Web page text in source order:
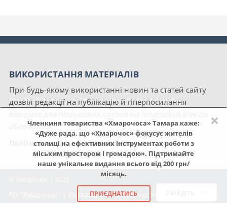
×
Членкиня товариства «Хмарочоса» Тамара каже:
«Дуже рада, що «Хмарочос» фокусує жителів
столиці на ефективних інструментах роботи з
міським простором і громадою». Підтримайте
наше унікальне видання всього від 200 грн/
місяць.
ПРИЄДНАТИСЬ
ВИКОРИСТАННЯ МАТЕРІАЛІВ
При будь-якому використанні новин та статей сайту
дозвіл редакції на публікацію й гіперпосилання
обов'язкові.
Політика конфіденційності сайту «Хмарочос»
Реклама|NGO Hmarochos